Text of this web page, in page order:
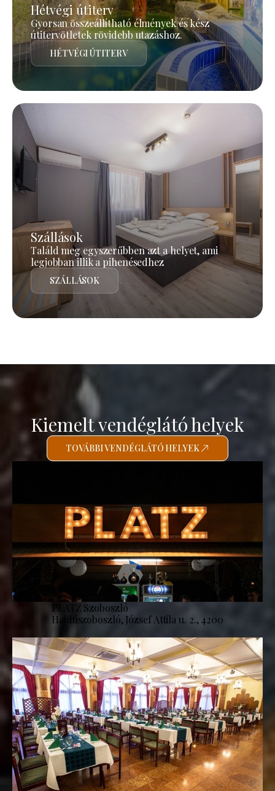
Hétvégi útiterv
Gyorsan összeállítható élmények és kész
útitervötletek rövidebb utazáshoz.
HÉTVÉGI ÚTITERV
Szállások
Találd meg egyszerűbben azt a helyet, ami
legjobban illik a pihenésedhez
SZÁLLÁSOK
Kiemelt vendéglátó helyek
TOVÁBBI VENDÉGLÁTÓ HELYEK
PLATZ Szoboszló
Hajdúszoboszló, József Attila u. 2., 4200